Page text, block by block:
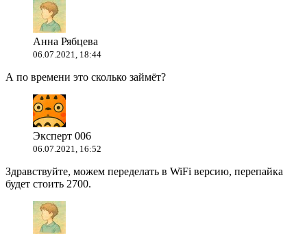
Анна Рябцева
06.07.2021, 18:44
А по времени это сколько займёт?
Эксперт 006
06.07.2021, 16:52
Здравствуйте, можем переделать в WiFi версию, перепайка
будет стоить 2700.